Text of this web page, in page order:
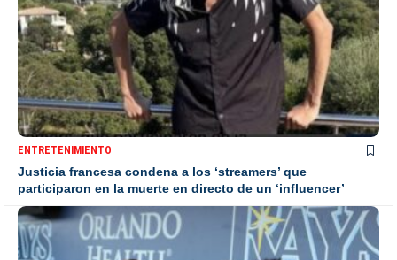
ENTRETENIMIENTO
Justicia francesa condena a los ‘streamers’ que
participaron en la muerte en directo de un ‘influencer’